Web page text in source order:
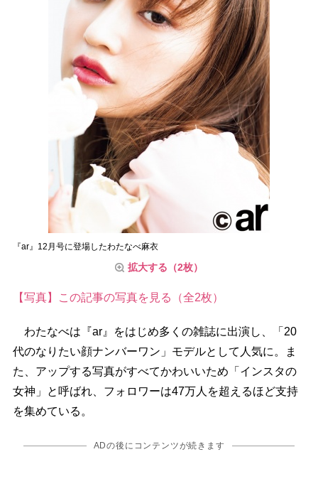
『ar』12月号に登場したわたなべ麻衣
拡大する（2枚）
【写真】この記事の写真を見る（全2枚）
わたなべは『ar』をはじめ多くの雑誌に出演し、「20
代のなりたい顔ナンバーワン」モデルとして人気に。ま
た、アップする写真がすべてかわいいため「インスタの
女神」と呼ばれ、フォロワーは47万人を超えるほど支持
を集めている。
ADの後にコンテンツが続きます